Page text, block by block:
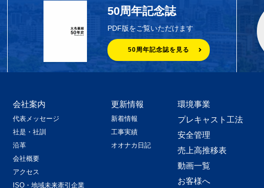
50周年記念誌
PDF版をご覧いただけます
50周年記念誌を見る
会社案内
代表メッセージ
社是・社訓
沿革
会社概要
アクセス
ISO・地域未来牽引企業
更新情報
新着情報
工事実績
オオナカ日記
環境事業
プレキャスト工法
安全管理
売上高推移表
動画一覧
お客様へ